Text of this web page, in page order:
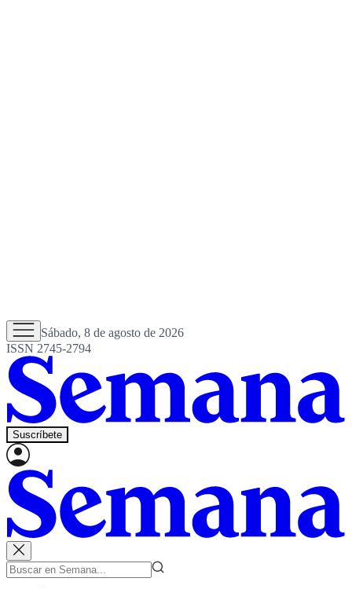
Sábado, 8 de agosto de 2026
ISSN 2745-2794
Suscríbete